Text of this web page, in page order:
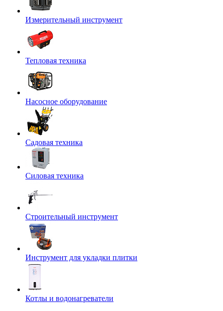
Измерительный инструмент
Тепловая техника
Насосное оборудование
Садовая техника
Силовая техника
Строительный инструмент
Инструмент для укладки плитки
Котлы и водонагреватели